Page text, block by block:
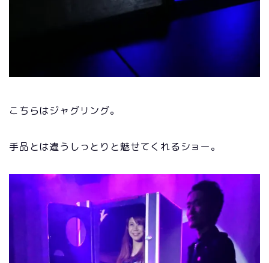
こちらはジャグリング。
手品とは違うしっとりと魅せてくれるショー。